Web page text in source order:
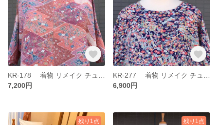
7,200円
6,900円
残り1点 残り1点